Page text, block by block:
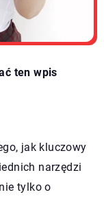
ten wpis
jak kluczowy
narzędzi
tylko o